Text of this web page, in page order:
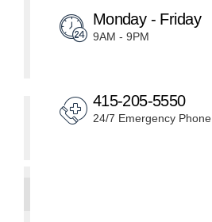
Monday - Friday
9AM - 9PM
415-205-5550
24/7 Emergency Phone